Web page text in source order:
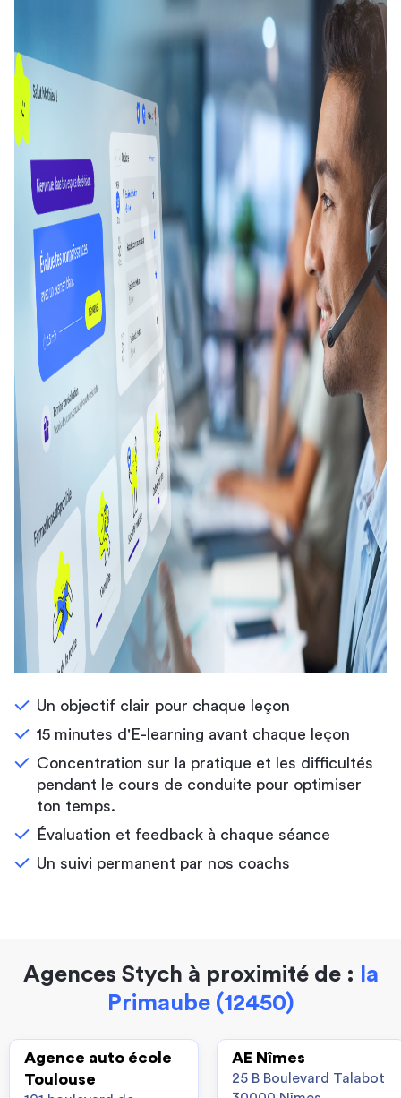
Un objectif clair pour chaque leçon
15 minutes d'E-learning avant chaque leçon
Concentration sur la pratique et les difficultés
pendant le cours de conduite pour optimiser
ton temps.
Évaluation et feedback à chaque séance
Un suivi permanent par nos coachs
Agences Stych à proximité de :
la
Primaube (12450)
Agence auto école
Toulouse
AE Nîmes
25 B Boulevard Talabot